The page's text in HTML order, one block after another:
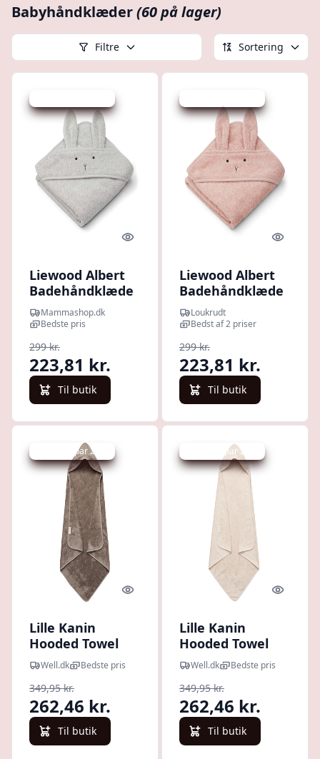
Babyhåndklæder(60 på lager)
Filtre Sortering
Quick look
Liewood Albert
Badehåndklæde
m. Hætte - Baby
- Rabbit/Dumbo
Mammashop.dk
Bedste pris
299 kr.
223,81 kr.
Til butik
Quick
Liewood Albert
Badehåndklæde
m. Hætte - Baby
- Rabbit/Rose
Loukrudt
Bedst af 2 priser
299 kr.
223,81 kr.
Til butik
Udsalg - spar 25 %
Quick look
Lille Kanin
Hooded Towel
100x100 Terry
Atmosphere (1
stk)
Well.dk Bedste pris
349,95 kr.
262,46 kr.
Til butik
Udsalg - spar 25 %
Quick
Lille Kanin
Hooded Towel
100x100 Terry
Vanilla Ice (1 stk)
Well.dk Bedste pris
349,95 kr.
262,46 kr.
Til butik